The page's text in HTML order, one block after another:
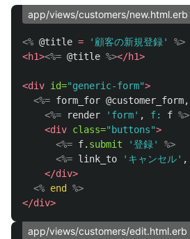
app/views/customers/new.html.erb
<% @title = '顧客の新規登録'
%>
<h1><%= @title %></h1>
<div id="generic-form">
<%= form_for @customer_form,
<%=
render 'form' , f: f %>
<div class="buttons">
<%= f. submit '登録'
%>
<%= link_to 'キャンセル' ,
</div>
<% end
%>
</div>
app/views/customers/edit.html.erb